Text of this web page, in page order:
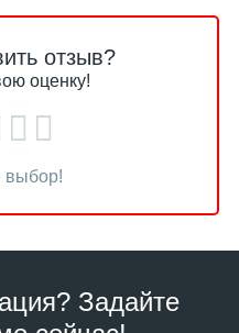
отзыв?
оценку!
выбор!
Задайте